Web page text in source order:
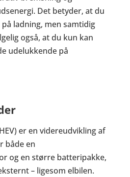
Det betyder, at du
ladning, men samtidig
også, at du kun kan
udelukkende på
er en videreudvikling af
både en
og en større batteripakke,
– ligesom elbilen.